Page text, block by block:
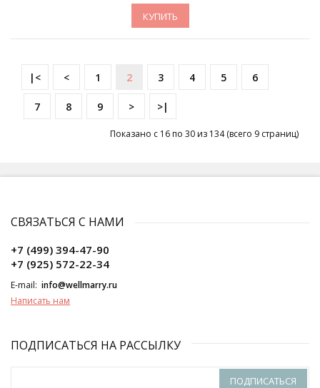
КУПИТЬ
|< < 1 2 3 4 5 6
7 8 9 > >|
Показано с 16 по 30 из 134 (всего 9 страниц)
СВЯЗАТЬСЯ С НАМИ
+7 (499) 394-47-90
+7 (925) 572-22-34
E-mail: info@wellmarry.ru
Написать нам
ПОДПИСАТЬСЯ НА РАССЫЛКУ
ПОДПИСАТЬСЯ